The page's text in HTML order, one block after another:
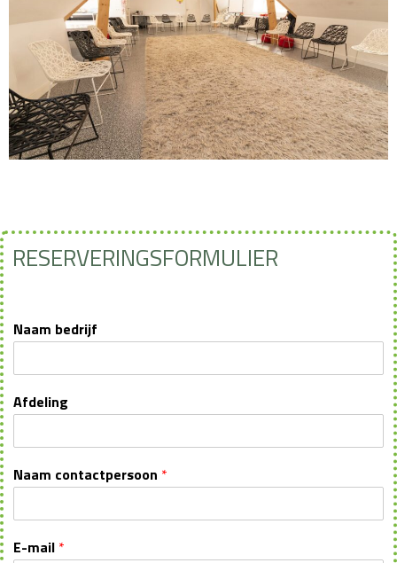
RESERVERINGSFORMULIER
Naam bedrijf
Afdeling
Naam contactpersoon *
E-mail *